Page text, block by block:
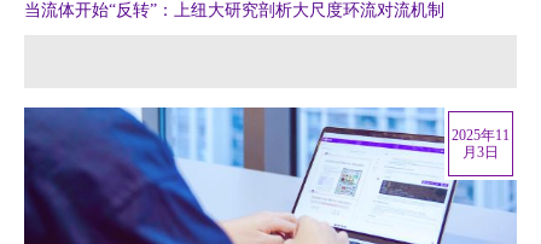
联系方式
当流体开始“反转”：上纽大研究剖析大尺度环流对流机制
2025年11
月3日